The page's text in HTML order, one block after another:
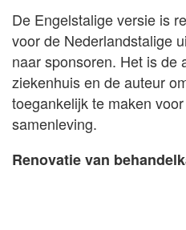
De Engelstalige versie is
voor de Nederlandstalige
naar sponsoren. Het is de
ziekenhuis en de auteur
toegankelijk te maken
samenleving.
Renovatie van